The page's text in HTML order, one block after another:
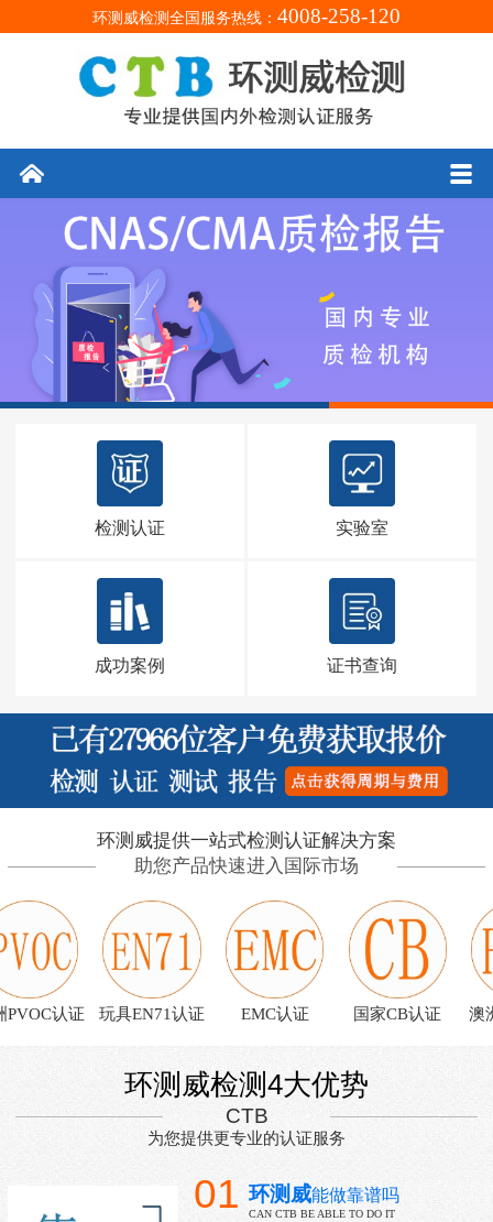
环测威检测全国服务热线： 4008-258-120
󰄫 󰀥
检测认证 实验室
成功案例 证书查询
环测威提供一站式检测认证解决方案
助您产品快速进入国际市场
认证 玩具EN71认证 EMC认证 国家CB认证 澳
环测威检测4大优势
CTB
为您提供更专业的认证服务
01 环测威能做靠谱吗
CAN CTB BE ABLE TO DO IT